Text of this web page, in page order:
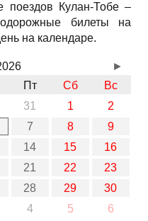
поездов Кулан-Тобе –
билеты на
на календаре.
Пт Сб
Вс
31 1
2
7 8
9
14 15
16
21 22
23
28 29
30
4 5 6
►